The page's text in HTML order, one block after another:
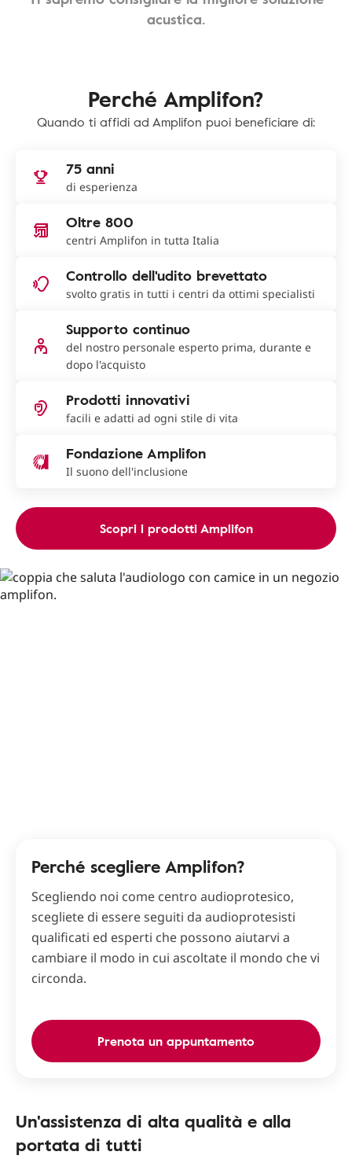
acustica.
Perché Amplifon?
Quando ti affidi ad Amplifon puoi beneficiare di:
75 anni
di esperienza
Oltre 800
centri Amplifon in tutta Italia
Controllo dell'udito brevettato
svolto gratis in tutti i centri da ottimi specialisti
Supporto continuo
del nostro personale esperto prima, durante e
dopo l'acquisto
Prodotti innovativi
facili e adatti ad ogni stile di vita
Fondazione Amplifon
Il suono dell'inclusione
Scopri i prodotti Amplifon
Perché scegliere Amplifon?
Scegliendo noi come centro audioprotesico,
scegliete di essere seguiti da audioprotesisti
qualificati ed esperti che possono aiutarvi a
cambiare il modo in cui ascoltate il mondo che vi
circonda.
Prenota un appuntamento
Un'assistenza di alta qualità e alla
portata di tutti